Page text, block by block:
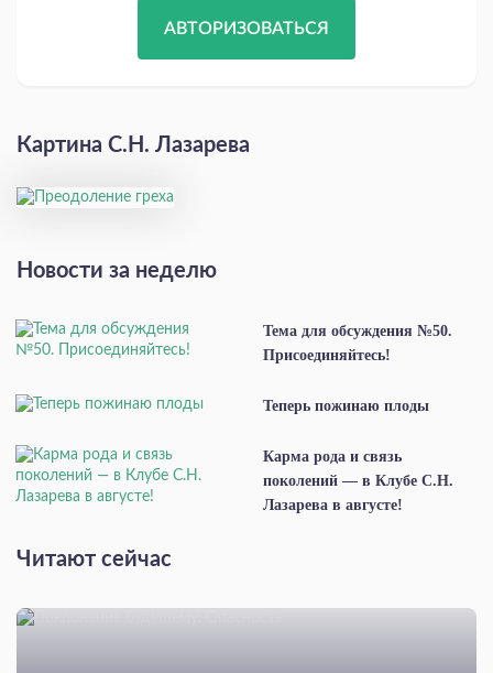
АВТОРИЗОВАТЬСЯ
Картина С.Н. Лазарева
Новости за неделю
Тема для обсуждения №50.
Присоединяйтесь!
Теперь пожинаю плоды
Карма рода и связь
поколений — в Клубе С.Н.
Лазарева в августе!
Читают сейчас